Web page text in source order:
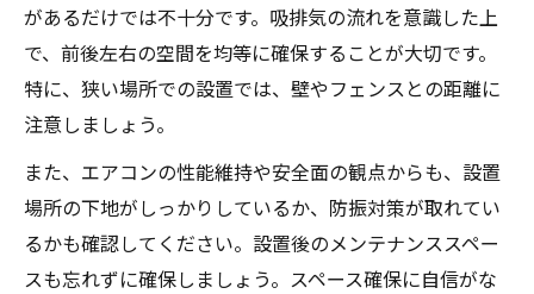
があるだけでは不十分です。吸排気の流れを意識した上
で、前後左右の空間を均等に確保することが大切です。
特に、狭い場所での設置では、壁やフェンスとの距離に
注意しましょう。
また、エアコンの性能維持や安全面の観点からも、設置
場所の下地がしっかりしているか、防振対策が取れてい
るかも確認してください。設置後のメンテナンススペー
スも忘れずに確保しましょう。スペース確保に自信がな